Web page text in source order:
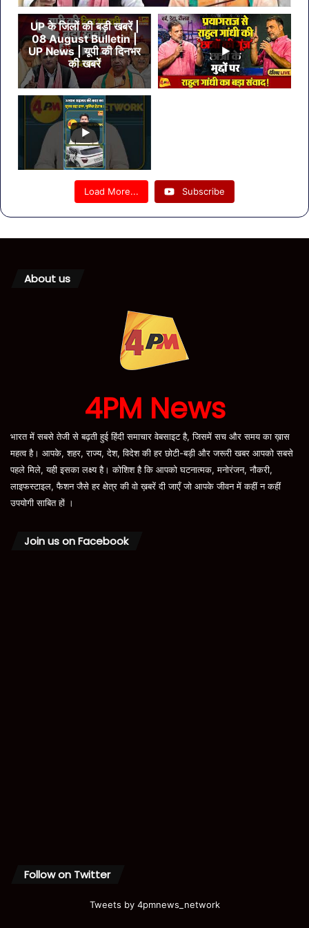
UP के जिलों की बड़ी खबरें |
08 August Bulletin |
UP News | यूपी की दिनभर
की खबरें
Load More... Subscribe
About us
4PM News
भारत में सबसे तेजी से बढ़ती हुई हिंदी समाचार वेबसाइट है, जिसमें सच और समय का ख़ास
महत्व है। आपके, शहर, राज्य, देश, विदेश की हर छोटी-बड़ी और जरूरी खबर आपको सबसे
पहले मिले, यही इसका लक्ष्य है। कोशिश है कि आपको घटनात्मक, मनोरंजन, नौकरी,
लाइफस्टाइल, फैशन जैसे हर क्षेत्र की वो ख़बरें दी जाएँ जो आपके जीवन में कहीं न कहीं
उपयोगी साबित हों ।
Join us on Facebook
Follow on Twitter
Tweets by 4pmnews_network